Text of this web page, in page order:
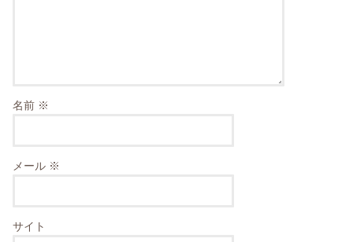
名前 ※
メール ※
サイト